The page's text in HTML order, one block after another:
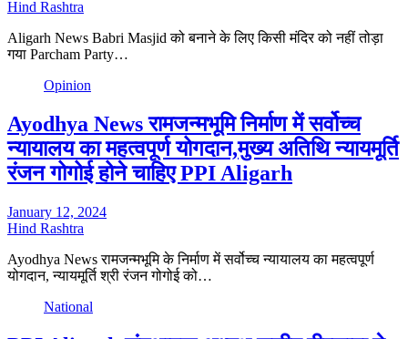
Hind Rashtra
Aligarh News Babri Masjid को बनाने के लिए किसी मंदिर को नहीं तोड़ा
गया Parcham Party…
Opinion
Ayodhya News रामजन्मभूमि निर्माण में सर्वोच्च
न्यायालय का महत्वपूर्ण योगदान,मुख्य अतिथि न्यायमूर्ति
रंजन गोगोई होने चाहिए PPI Aligarh
January 12, 2024
Hind Rashtra
Ayodhya News रामजन्मभूमि के निर्माण में सर्वोच्च न्यायालय का महत्वपूर्ण
योगदान, न्यायमूर्ति श्री रंजन गोगोई को…
National